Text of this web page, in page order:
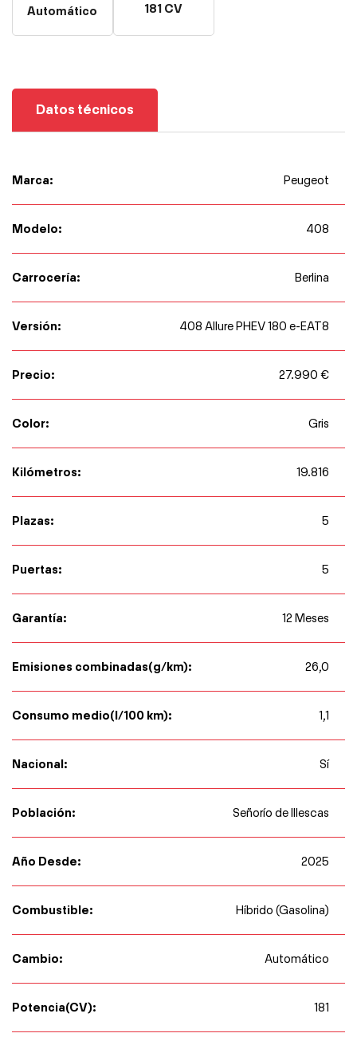
Automático 181 CV
Datos técnicos
Marca: Peugeot
Modelo: 408
Carrocería: Berlina
Versión: 408 Allure PHEV 180 e-EAT8
Precio: 27.990 €
Color: Gris
Kilómetros: 19.816
Plazas: 5
Puertas: 5
Garantía: 12 Meses
Emisiones combinadas(g/km): 26,0
Consumo medio(l/100 km): 1,1
Nacional: Sí
Población: Señorío de Illescas
Año Desde: 2025
Combustible: Híbrido (Gasolina)
Cambio: Automático
Potencia(CV): 181